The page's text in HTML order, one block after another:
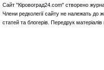
Сайт "Кіровоград24.com" створено
Члени редколегії сайту не належать до
статей та блогерів. Передрук